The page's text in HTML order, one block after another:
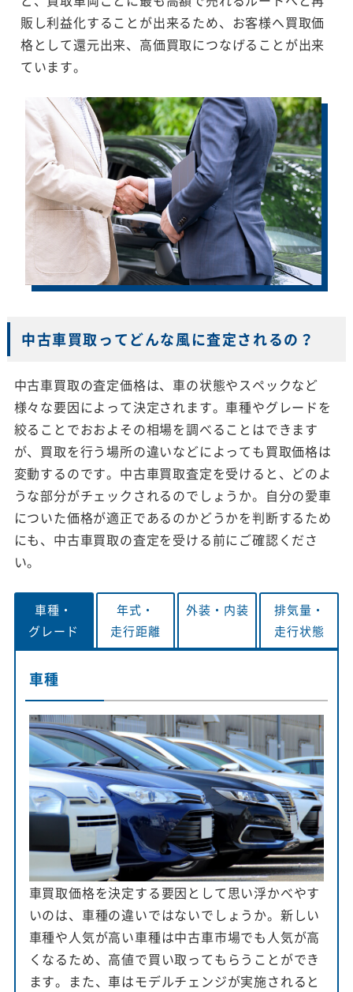
販し利益化することが出来るため、お客様へ買取価
格として還元出来、高価買取につなげることが出来
ています。
中古車買取ってどんな風に査定されるの？
中古車買取の査定価格は、車の状態やスペックなど
様々な要因によって決定されます。車種やグレードを
絞ることでおおよその相場を調べることはできます
が、買取を行う場所の違いなどによっても買取価格は
変動するのです。中古車買取査定を受けると、どのよ
うな部分がチェックされるのでしょうか。自分の愛車
についた価格が適正であるのかどうかを判断するため
にも、中古車買取の査定を受ける前にご確認くださ
い。
車種・
グレード
年式・
走行距離
外装・ 内装
排気量・
走行状態
車種
車買取価格を決定する要因として思い浮かべやす
いのは、車種の違いではないでしょうか。新しい
車種や人気が高い車種は中古車市場でも人気が高
くなるため、高値で買い取ってもらうことができ
ます。また、車はモデルチェンジが実施されると